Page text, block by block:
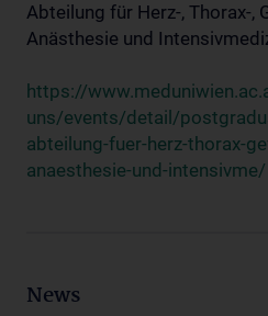
Abteilung für Herz-, Thorax-,
Anästhesie und
https://
uns/events/detail/
abteilung-fuer-herz-thorax-
anaesthesie-und-intensivme/
News